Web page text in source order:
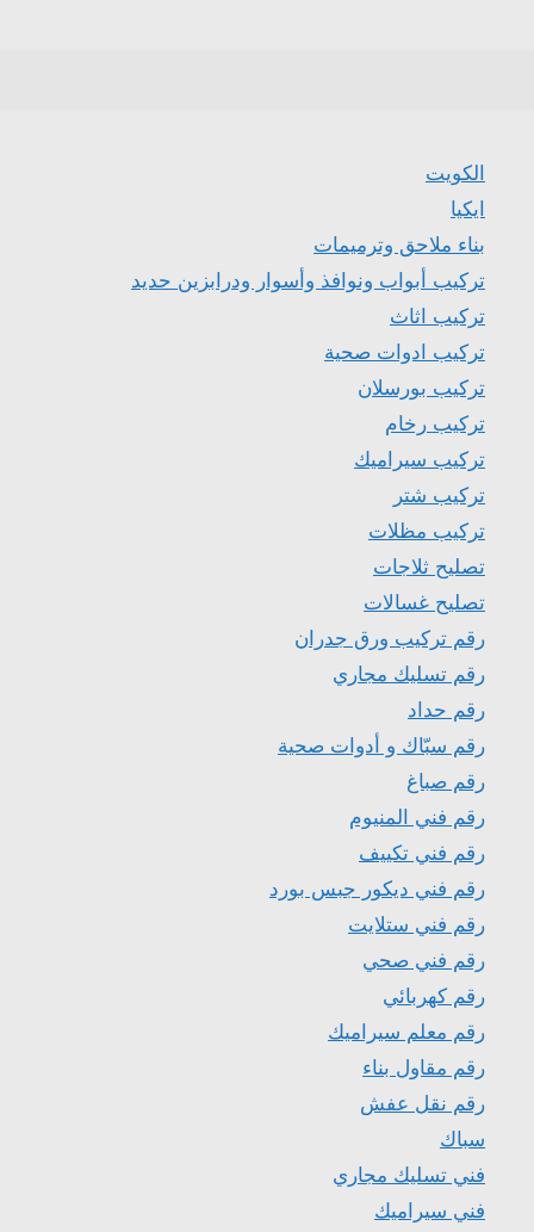
الكويت
ايكيا
بناء ملاحق وترميمات
تركيب أبواب ونوافذ وأسوار ودرابزين حديد
تركيب اثاث
تركيب ادوات صحية
تركيب بورسلان
تركيب رخام
تركيب سيراميك
تركيب شتر
تركيب مظلات
تصليح ثلاجات
تصليح غسالات
رقم تركيب ورق جدران
رقم تسليك مجاري
رقم حداد
رقم سبّاك و أدوات صحية
رقم صباغ
رقم فني المنيوم
رقم فني تكييف
رقم فني ديكور جبس بورد
رقم فني ستلايت
رقم فني صحي
رقم كهربائي
رقم معلم سيراميك
رقم مقاول بناء
رقم نقل عفش
سباك
فني تسليك مجاري
فني سيراميك